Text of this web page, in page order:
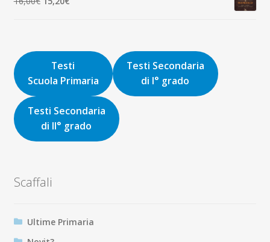
9,00€.8,55€.
16,00€.15,20€.
Testi
Scuola Primaria
Testi Secondaria
di I° grado
Testi Secondaria
di II° grado
Scaffali
Ultime Primaria